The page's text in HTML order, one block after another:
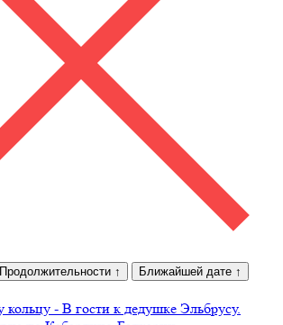
Продолжительности ↑ Ближайшей дате ↑